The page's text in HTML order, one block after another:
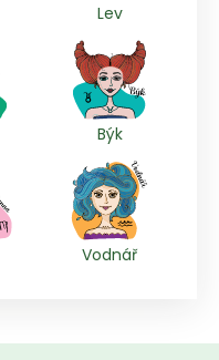
Lev
Býk
Vodnář